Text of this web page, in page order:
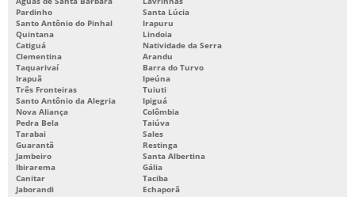
Pardinho
Santa Lúcia
Santo Antônio do Pinhal
Irapuru
Quintana
Lindoia
Catiguá
Natividade da Serra
Clementina
Arandu
Taquarivaí
Barra do Turvo
Irapuã
Ipeúna
Três Fronteiras
Tuiuti
Santo Antônio da Alegria
Ipiguá
Nova Aliança
Colômbia
Pedra Bela
Taiúva
Tarabai
Sales
Guarantã
Restinga
Jambeiro
Santa Albertina
Ibirarema
Gália
Canitar
Taciba
Jaborandi
Echaporã